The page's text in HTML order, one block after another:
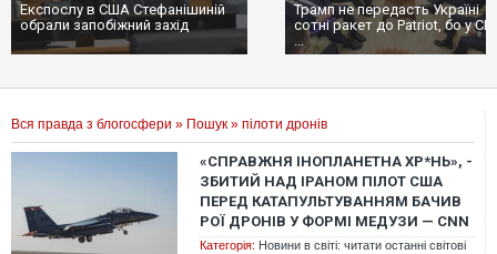
Експослу в США Стефанішиній
обрали запобіжний захід
Трамп не передасть Україні
сотні ракет до Patriot, бо у
...
Вся правда з блогосфери » Пошук » пілоти дронів
«СПРАВЖНЯ ІНОПЛАНЕТНА ХР*НЬ», -
ЗБИТИЙ НАД ІРАНОМ ПІЛОТ CША
ПЕРЕД КАТАПУЛЬТУВАННЯМ БАЧИВ
РОЇ ДРОНІВ У ФОРМІ МЕДУЗИ — CNN
Категорія: Новини в світі: читати останні світові